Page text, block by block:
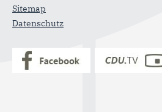
Sitemap
Datenschutz